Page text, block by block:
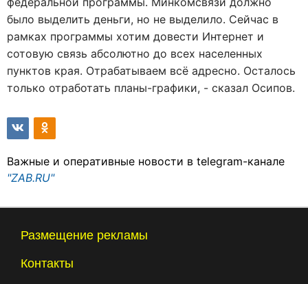
было выделить деньги, но не выделило. Сейчас в
рамках программы хотим довести Интернет и
сотовую связь абсолютно до всех населенных
пунктов края. Отрабатываем всё адресно. Осталось
только отработать планы-графики, - сказал Осипов.
Важные и оперативные новости в telegram-канале
"ZAB.RU"
Размещение рекламы
Контакты